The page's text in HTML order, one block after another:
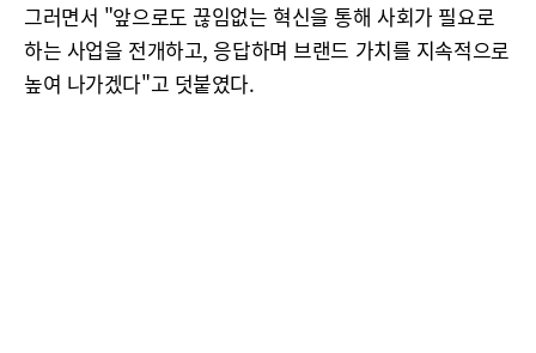
그러면서 "앞으로도 끊임없는 혁신을 통해 사회가 필요로
하는 사업을 전개하고, 응답하며 브랜드 가치를 지속적으로
높여 나가겠다"고 덧붙였다.